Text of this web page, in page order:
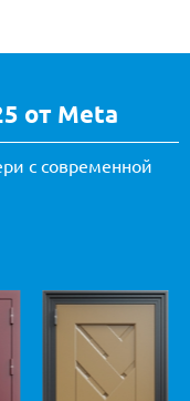
от Meta
с современной